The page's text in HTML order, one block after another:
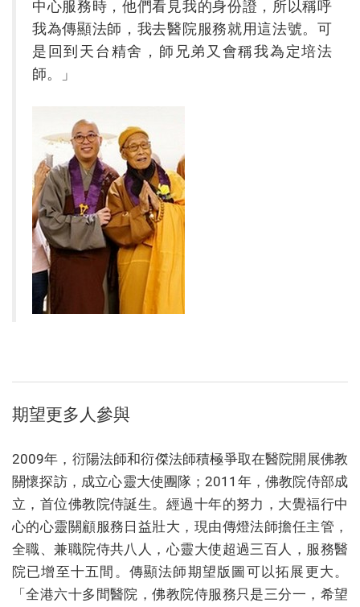
中心服務時，他們看見我的身份證，所以稱呼
我為傳顯法師，我去醫院服務就用這法號。可
是回到天台精舍，師兄弟又會稱我為定培法
師。」
期望更多人參與
2009年，衍陽法師和衍傑法師積極爭取在醫院開展佛教
關懷探訪，成立心靈大使團隊；2011年，佛教院侍部成
立，首位佛教院侍誕生。經過十年的努力，大覺福行中
心的心靈關顧服務日益壯大，現由傳燈法師擔任主管，
全職、兼職院侍共八人，心靈大使超過三百人，服務醫
院已增至十五間。傳顯法師期望版圖可以拓展更大。
「全港六十多間醫院，佛教院侍服務只是三分一，希望